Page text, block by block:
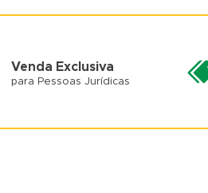
Venda Exclusiva
para Pessoas Jurídicas